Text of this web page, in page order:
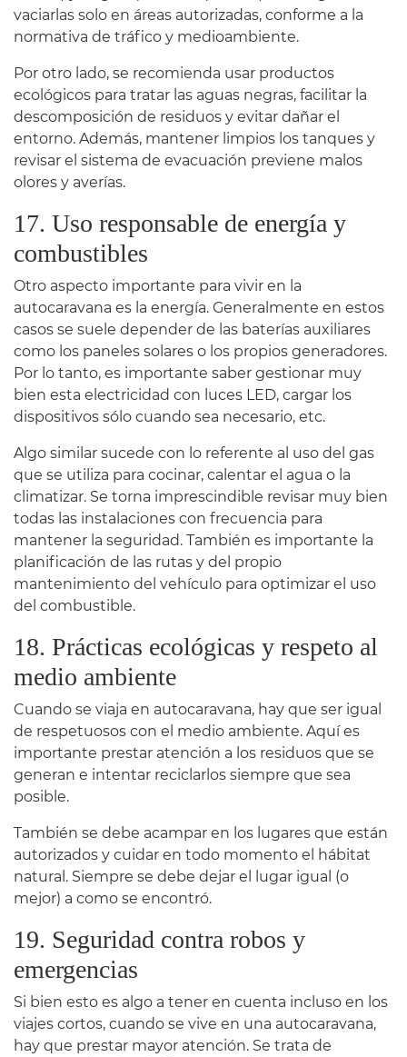
vaciarlas solo en áreas autorizadas, conforme a la
normativa de tráfico y medioambiente.
Por otro lado, se recomienda usar productos
ecológicos para tratar las aguas negras, facilitar la
descomposición de residuos y evitar dañar el
entorno. Además, mantener limpios los tanques y
revisar el sistema de evacuación previene malos
olores y averías.
17. Uso responsable de energía y
combustibles
Otro aspecto importante para vivir en la
autocaravana es la energía. Generalmente en estos
casos se suele depender de las baterías auxiliares
como los paneles solares o los propios generadores.
Por lo tanto, es importante saber gestionar muy
bien esta electricidad con luces LED, cargar los
dispositivos sólo cuando sea necesario, etc.
Algo similar sucede con lo referente al uso del gas
que se utiliza para cocinar, calentar el agua o la
climatizar. Se torna imprescindible revisar muy bien
todas las instalaciones con frecuencia para
mantener la seguridad. También es importante la
planificación de las rutas y del propio
mantenimiento del vehículo para optimizar el uso
del combustible.
18. Prácticas ecológicas y respeto al
medio ambiente
Cuando se viaja en autocaravana, hay que ser igual
de respetuosos con el medio ambiente. Aquí es
importante prestar atención a los residuos que se
generan e intentar reciclarlos siempre que sea
posible.
También se debe acampar en los lugares que están
autorizados y cuidar en todo momento el hábitat
natural. Siempre se debe dejar el lugar igual (o
mejor) a como se encontró.
19. Seguridad contra robos y
emergencias
Si bien esto es algo a tener en cuenta incluso en los
viajes cortos, cuando se vive en una autocaravana,
hay que prestar mayor atención. Se trata de